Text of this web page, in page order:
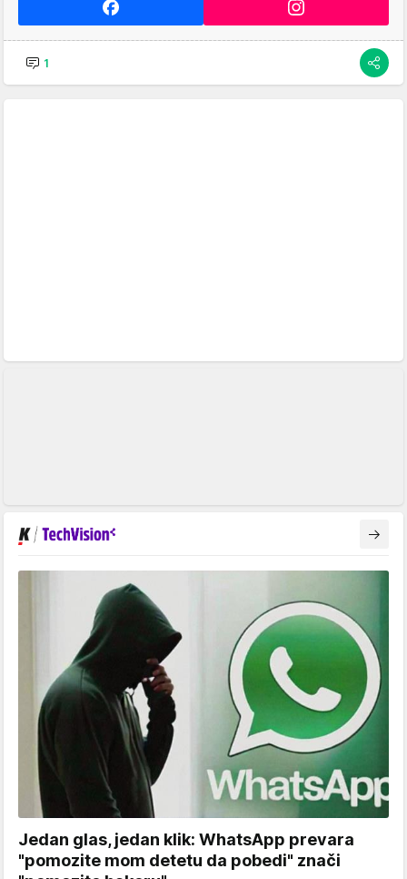
1
Jedan glas, jedan klik: WhatsApp prevara
"pomozite mom detetu da pobedi" znači